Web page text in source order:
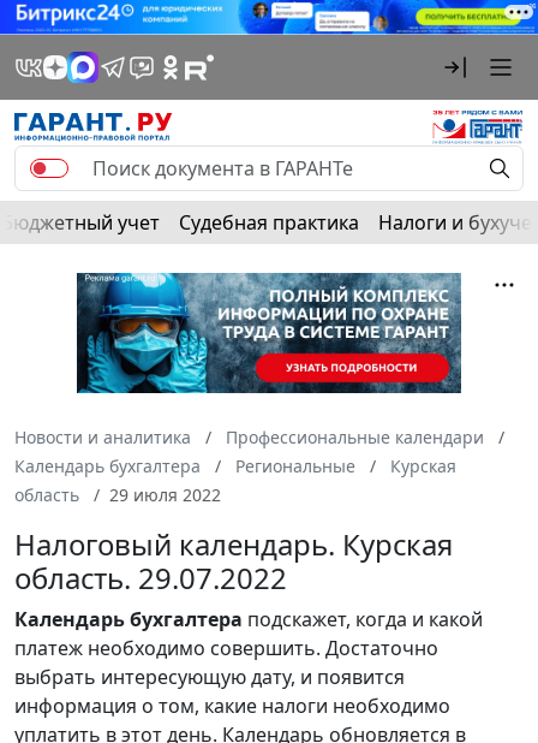
Бюджетный учет Судебная практика Налоги и
Новости и аналитика
Профессиональные календари
Календарь бухгалтера
Региональные
Курская
область
29 июля 2022
Налоговый календарь. Курская
область. 29.07.2022
Календарьбухгалтера подскажет, когда и какой
платеж необходимо совершить. Достаточно
выбрать интересующую дату, и появится
информация о том, какие налоги необходимо
уплатить в этот день. Календарь обновляется в